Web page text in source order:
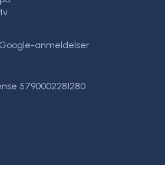
Google-anmeldelser
5790002281280